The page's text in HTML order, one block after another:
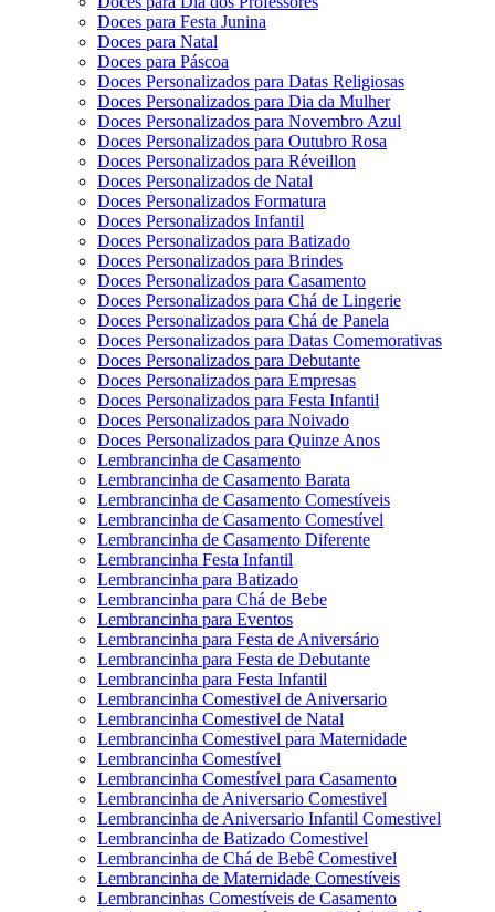
Doces para Festa Junina
Doces para Natal
Doces para Páscoa
Doces Personalizados para Datas Religiosas
Doces Personalizados para Dia da Mulher
Doces Personalizados para Novembro Azul
Doces Personalizados para Outubro Rosa
Doces Personalizados para Réveillon
Doces Personalizados de Natal
Doces Personalizados Formatura
Doces Personalizados Infantil
Doces Personalizados para Batizado
Doces Personalizados para Brindes
Doces Personalizados para Casamento
Doces Personalizados para Chá de Lingerie
Doces Personalizados para Chá de Panela
Doces Personalizados para Datas Comemorativas
Doces Personalizados para Debutante
Doces Personalizados para Empresas
Doces Personalizados para Festa Infantil
Doces Personalizados para Noivado
Doces Personalizados para Quinze Anos
Lembrancinha de Casamento
Lembrancinha de Casamento Barata
Lembrancinha de Casamento Comestíveis
Lembrancinha de Casamento Comestível
Lembrancinha de Casamento Diferente
Lembrancinha Festa Infantil
Lembrancinha para Batizado
Lembrancinha para Chá de Bebe
Lembrancinha para Eventos
Lembrancinha para Festa de Aniversário
Lembrancinha para Festa de Debutante
Lembrancinha para Festa Infantil
Lembrancinha Comestivel de Aniversario
Lembrancinha Comestivel de Natal
Lembrancinha Comestivel para Maternidade
Lembrancinha Comestível
Lembrancinha Comestível para Casamento
Lembrancinha de Aniversario Comestivel
Lembrancinha de Aniversario Infantil Comestivel
Lembrancinha de Batizado Comestivel
Lembrancinha de Chá de Bebê Comestivel
Lembrancinha de Maternidade Comestíveis
Lembrancinhas Comestíveis de Casamento